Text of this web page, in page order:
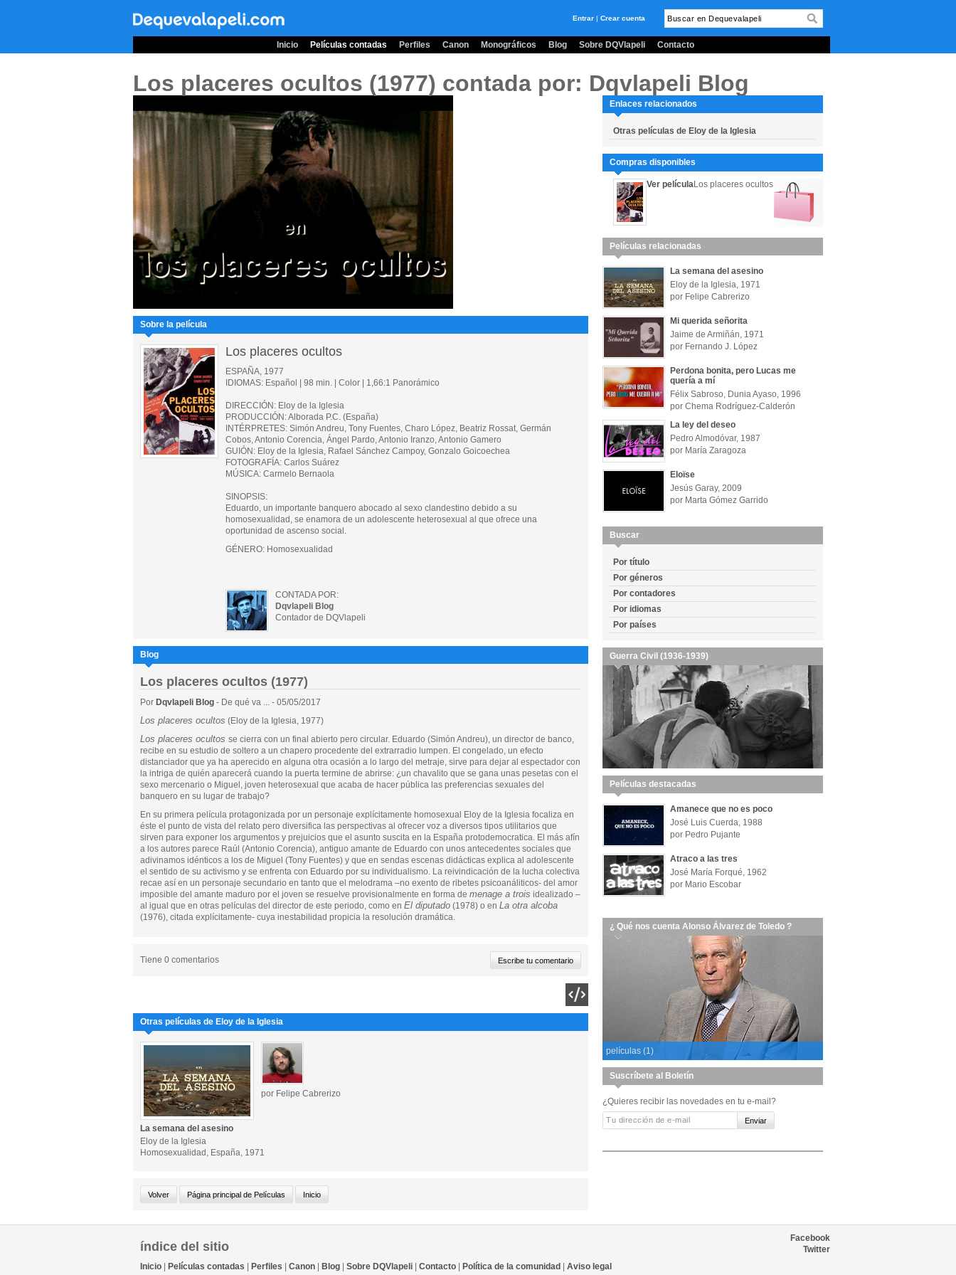
Entrar | Crear cuenta
Inicio Películas contadas Perfiles Canon Monográficos Blog Sobre DQVlapeli Contacto
Los placeres ocultos (1977) contada por: Dqvlapeli Blog
Sobre la película
Los placeres ocultos
ESPAÑA, 1977
IDIOMAS: Español | 98 min. | Color | 1,66:1 Panorámico
DIRECCIÓN: Eloy de la Iglesia
PRODUCCIÓN: Alborada P.C. (España)
INTÉRPRETES: Simón Andreu, Tony Fuentes, Charo López, Beatriz Rossat, Germán
Cobos, Antonio Corencia, Ángel Pardo, Antonio Iranzo, Antonio Gamero
GUIÓN: Eloy de la Iglesia, Rafael Sánchez Campoy, Gonzalo Goicoechea
FOTOGRAFÍA: Carlos Suárez
MÚSICA: Carmelo Bernaola
SINOPSIS:
Eduardo, un importante banquero abocado al sexo clandestino debido a su
homosexualidad, se enamora de un adolescente heterosexual al que ofrece una
oportunidad de ascenso social.
GÉNERO: Homosexualidad
CONTADA POR:
Dqvlapeli Blog
Contador de DQVlapeli
Blog
Los placeres ocultos (1977)
Por Dqvlapeli Blog - De qué va ... - 05/05/2017
Los placeres ocultos (Eloy de la Iglesia, 1977)
Los placeres ocultos se cierra con un final abierto pero circular. Eduardo (Simón Andreu), un director de banco,
recibe en su estudio de soltero a un chapero procedente del extrarradio lumpen. El congelado, un efecto
distanciador que ya ha aperecido en alguna otra ocasión a lo largo del metraje, sirve para dejar al espectador con
la intriga de quién aparecerá cuando la puerta termine de abrirse: ¿un chavalito que se gana unas pesetas con el
sexo mercenario o Miguel, joven heterosexual que acaba de hacer pública las preferencias sexuales del
banquero en su lugar de trabajo?
En su primera película protagonizada por un personaje explícitamente homosexual Eloy de la Iglesia focaliza en
éste el punto de vista del relato pero diversifica las perspectivas al ofrecer voz a diversos tipos utilitarios que
sirven para exponer los argumentos y prejuicios que el asunto suscita en la España protodemocratica. El más afín
a los autores parece Raúl (Antonio Corencia), antiguo amante de Eduardo con unos antecedentes sociales que
adivinamos idénticos a los de Miguel (Tony Fuentes) y que en sendas escenas didácticas explica al adolescente
el sentido de su activismo y se enfrenta con Eduardo por su individualismo. La reivindicación de la lucha colectiva
recae así en un personaje secundario en tanto que el melodrama –no exento de ribetes psicoanáliticos- del amor
imposible del amante maduro por el joven se resuelve provisionalmente en forma de menage a trois idealizado –
al igual que en otras películas del director de este periodo, como en El diputado (1978) o en La otra alcoba
(1976), citada explícitamente- cuya inestabilidad propicia la resolución dramática.
Tiene 0 comentarios
Otras películas de Eloy de la Iglesia
por Felipe Cabrerizo
La semana del asesino
Eloy de la Iglesia
Homosexualidad, España, 1971
Enlaces relacionados
Otras películas de Eloy de la Iglesia
Compras disponibles
Ver películaLos placeres ocultos
Películas relacionadas
La semana del asesino
Eloy de la Iglesia, 1971
por Felipe Cabrerizo
Mi querida señorita
Jaime de Armiñán, 1971
por Fernando J. López
Perdona bonita, pero Lucas me
quería a mí
Félix Sabroso, Dunia Ayaso, 1996
por Chema Rodríguez-Calderón
La ley del deseo
Pedro Almodóvar, 1987
por María Zaragoza
Eloïse
Jesús Garay, 2009
por Marta Gómez Garrido
Buscar
Por título
Por géneros
Por contadores
Por idiomas
Por países
Guerra Civil (1936-1939)
Películas destacadas
Amanece que no es poco
José Luis Cuerda, 1988
por Pedro Pujante
Atraco a las tres
José María Forqué, 1962
por Mario Escobar
¿ Qué nos cuenta Alonso Álvarez de Toledo ?
películas (1)
Suscríbete al Boletín
¿Quieres recibir las novedades en tu e-mail?
Facebook
Twitter
índice del sitio
Inicio Películas contadas Perfiles Canon Blog Sobre DQVlapeli Contacto Política de la comunidad Aviso legal